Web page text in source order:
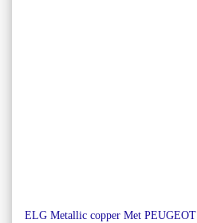
ELG Metallic copper Met PEUGEOT